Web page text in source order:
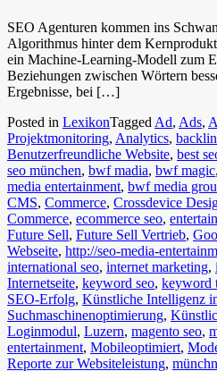
SEO Agenturen kommen ins
Algorithmus hinter dem
ein Machine-Learning-Modell zum
Beziehungen zwischen Wörtern
Ergebnisse, bei […]
Posted in LexikonTagged Ad, Ads,
Projektmonitoring, Analytics,
Benutzerfreundliche Website, best
seo münchen, bwf madia, bwf magic,
media entertainment, bwf media
CMS, Commerce, Crossdevice
Commerce, ecommerce seo,
Future Sell, Future Sell Vertrieb,
Webseite, http://seo-media-
international seo, internet marketing,
Internetseite, keyword seo, keyword
SEO-Erfolg, Künstliche Intelligenz
Suchmaschinenoptimierung,
Loginmodul, Luzern, magento seo,
entertainment, Mobileoptimiert,
Reporte zur Websiteleistung,